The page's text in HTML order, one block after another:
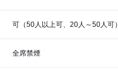
可（50人以上可、20人～50人可）
全席禁煙